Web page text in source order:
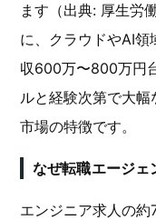
ます（出典: 厚生労
に、クラウドやAI
収600万〜800万円
ルと経験次第で大
市場の特徴です。
なぜ転職エージェ
エンジニア求人の